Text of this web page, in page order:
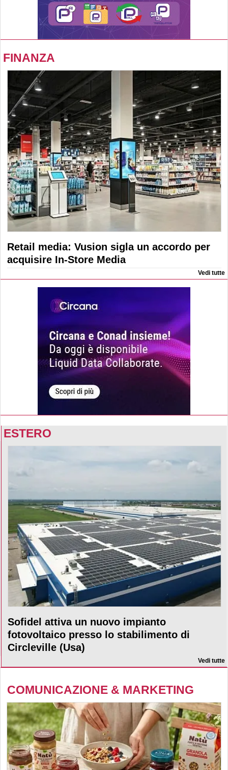
FINANZA
Retail media: Vusion sigla un accordo per
acquisire In-Store Media
Vedi tutte
ESTERO
Sofidel attiva un nuovo impianto
fotovoltaico presso lo stabilimento di
Circleville (Usa)
Vedi tutte
COMUNICAZIONE & MARKETING